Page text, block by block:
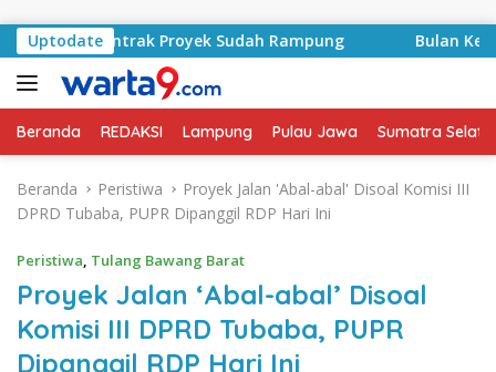
Uptodate
Kontrak Proyek Sudah Rampung Bulan
Beranda REDAKSI Lampung Pulau Jawa Sumatra
Beranda Peristiwa
Proyek Jalan 'Abal-abal' Disoal Komisi III
DPRD Tubaba, PUPR Dipanggil RDP Hari Ini
Peristiwa, Tulang Bawang Barat
Proyek Jalan ‘Abal-abal’ Disoal
Komisi III DPRD Tubaba, PUPR
Dipanggil RDP Hari Ini